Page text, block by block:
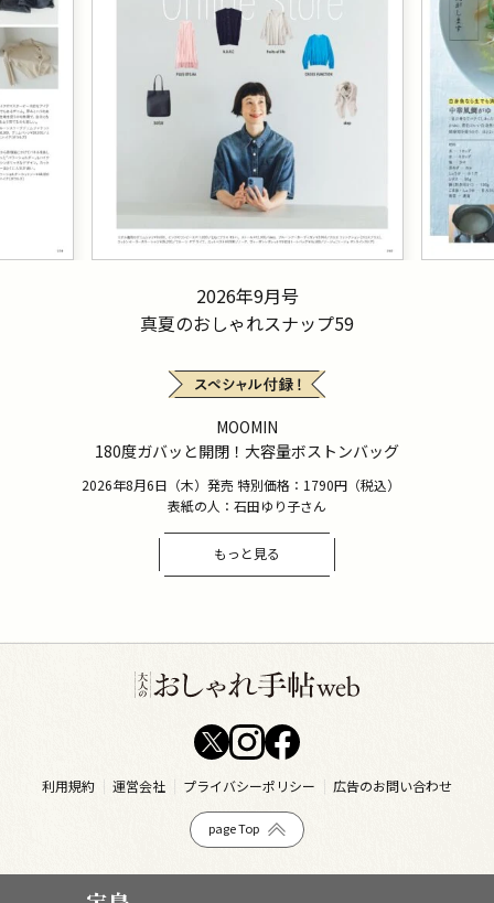
2026年9月号
真夏のおしゃれスナップ59
MOOMIN
180度ガバッと開閉！大容量ボストンバッグ
2026年8月6日（木）発売 特別価格：1790円（税込）
表紙の人：石田ゆり子さん
もっと見る
利用規約 運営会社 プライバシーポリシー 広告のお問い合わせ
page Top